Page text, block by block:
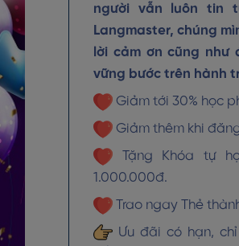
người vẫn luôn tin
Langmaster, chúng
lời cảm ơn cũng như
vững bước trên hành
Giảm tới 30% học
Giảm thêm khi
Tặng Khóa tự
1.000.000đ.
Trao ngay Thẻ
Ưu đãi có hạn,